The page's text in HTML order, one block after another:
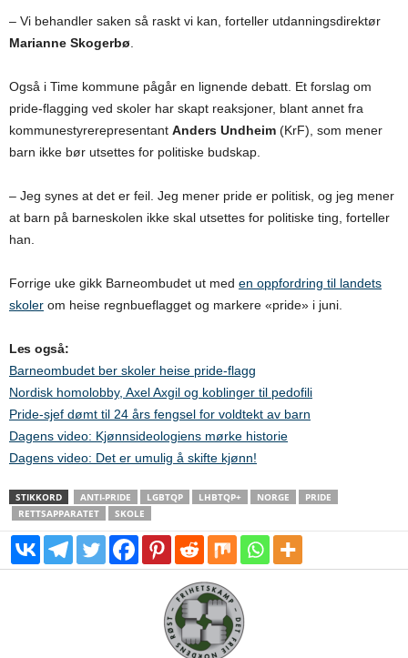
– Vi behandler saken så raskt vi kan, forteller utdanningsdirektør
Marianne Skogerbø
Også i Time kommune pågår en lignende debatt. Et forslag om
pride-flagging ved skoler har skapt reaksjoner, blant annet fra
kommunestyrerepresentant Anders Undheim (KrF), som mener
barn ikke bør utsettes for politiske budskap.
– Jeg synes at det er feil. Jeg mener pride er politisk, og jeg mener
at barn på barneskolen ikke skal utsettes for politiske ting, forteller
han.
Forrige uke gikk Barneombudet ut med en oppfordring til landets
skoler om heise regnbueflagget og markere «pride» i juni.
Les også:
Barneombudet ber skoler heise pride-flagg
Nordisk homolobby, Axel Axgil og koblinger til pedofili
Pride-sjef dømt til 24 års fengsel for voldtekt av barn
Dagens video: Kjønnsideologiens mørke historie
Dagens video: Det er umulig å skifte kjønn!
STIKKORD ANTI-PRIDE LGBTQP LHBTQP+ NORGE
PRIDE
RETTSAPPARATET
SKOLE